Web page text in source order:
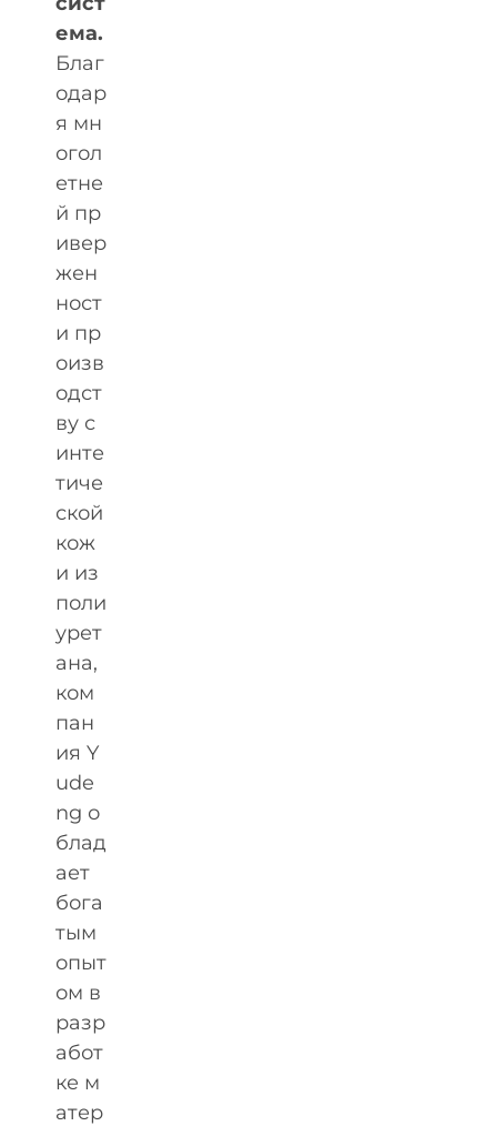
ема.
Благ
одар
я мн
огол
етне
й пр
ивер
жен
ност
и пр
оизв
одст
ву с
инте
тиче
ской
кож
и из
поли
урет
ана,
ком
пан
ия Y
ude
ng о
блад
ает
бога
тым
опыт
ом в
разр
абот
ке м
атер